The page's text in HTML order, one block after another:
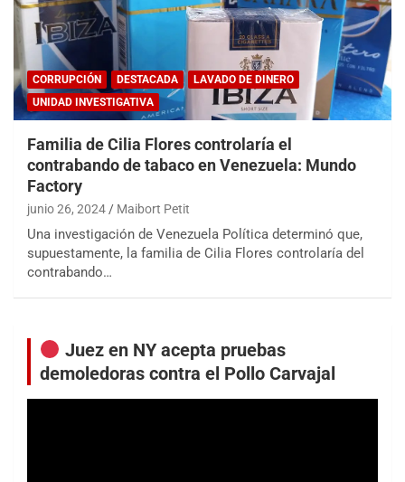
CORRUPCIÓN DESTACADA
LAVADO DE DINERO
UNIDAD INVESTIGATIVA
Familia de Cilia Flores controlaría el
contrabando de tabaco en Venezuela: Mundo
Factory
junio 26, 2024 Maibort Petit
Una investigación de Venezuela Política determinó que,
supuestamente, la familia de Cilia Flores controlaría del
contrabando…
Juez en NY acepta pruebas
demoledoras contra el Pollo Carvajal